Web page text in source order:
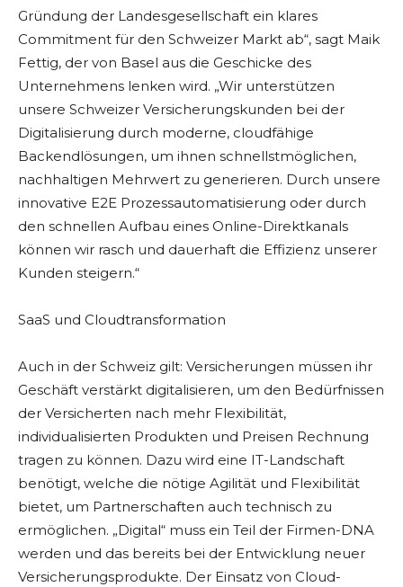
Gründung der Landesgesellschaft ein klares
Commitment für den Schweizer Markt ab“, sagt Maik
Fettig, der von Basel aus die Geschicke des
Unternehmens lenken wird. „Wir unterstützen
unsere Schweizer Versicherungskunden bei der
Digitalisierung durch moderne, cloudfähige
Backendlösungen, um ihnen schnellstmöglichen,
nachhaltigen Mehrwert zu generieren. Durch unsere
innovative E2E Prozessautomatisierung oder durch
den schnellen Aufbau eines Online-Direktkanals
können wir rasch und dauerhaft die Effizienz unserer
Kunden steigern.“
SaaS und Cloudtransformation
Auch in der Schweiz gilt: Versicherungen müssen ihr
Geschäft verstärkt digitalisieren, um den Bedürfnissen
der Versicherten nach mehr Flexibilität,
individualisierten Produkten und Preisen Rechnung
tragen zu können. Dazu wird eine IT-Landschaft
benötigt, welche die nötige Agilität und Flexibilität
bietet, um Partnerschaften auch technisch zu
ermöglichen. „Digital“ muss ein Teil der Firmen-DNA
werden und das bereits bei der Entwicklung neuer
Versicherungsprodukte. Der Einsatz von Cloud-